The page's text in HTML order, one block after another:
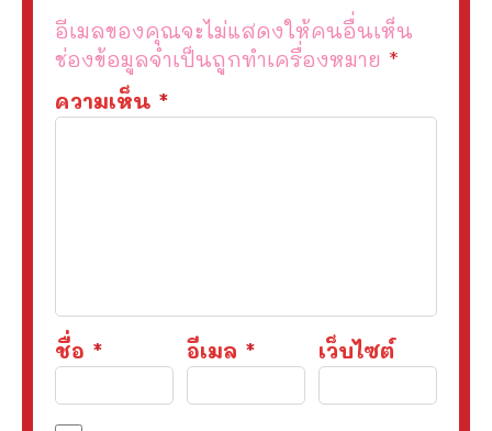
อีเมลของคุณจะไม่แสดงให้คนอื่นเห็น
ช่องข้อมูลจำเป็นถูกทำเครื่องหมาย *
ความเห็น *
ชื่อ * อีเมล * เว็บไซต์